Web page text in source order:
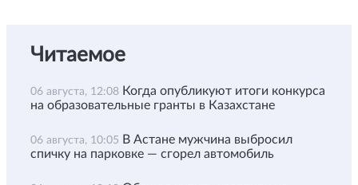
Читаемое
06 августа, 12:08 Когда опубликуют итоги конкурса
на образовательные гранты в Казахстане
06 августа, 10:05 В Астане мужчина выбросил
спичку на парковке — сгорел автомобиль